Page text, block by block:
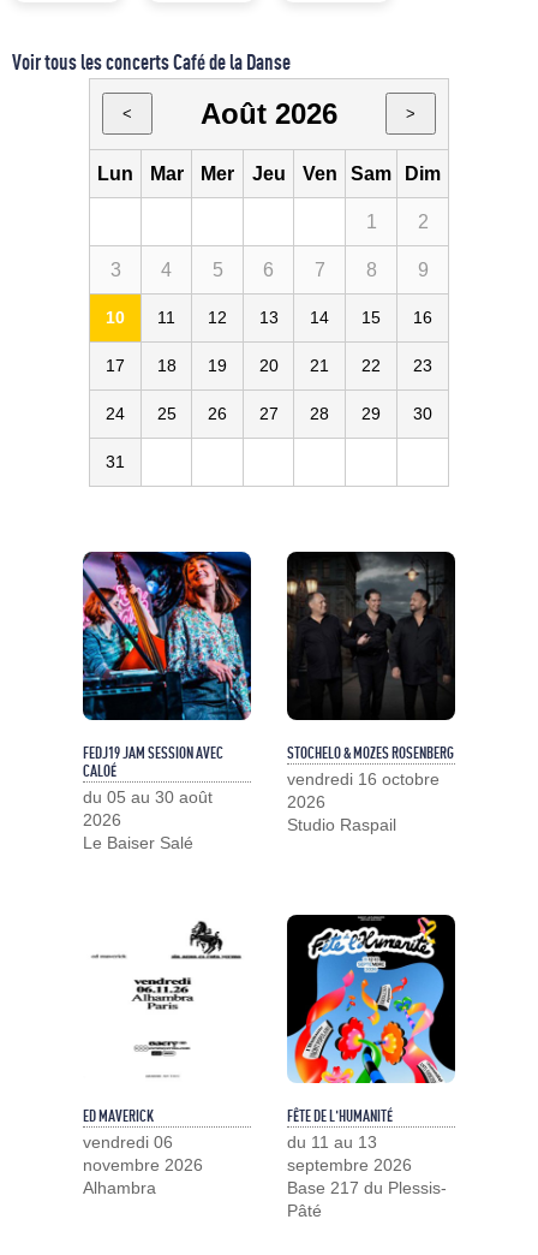
Voir tous les concerts Café de la Danse
< Août 2026 >
Lun Mar Mer Jeu Ven Sam Dim
1 2
3 4 5 6 7 8 9
10 11 12 13 14 15 16
17 18 19 20 21 22 23
24 25 26 27 28 29 30
31
FEDJ19 JAM SESSION AVEC
CALOÉ
du 05 au 30 août
2026
Le Baiser Salé
STOCHELO & MOZES ROSENBERG
vendredi 16 octobre
2026
Studio Raspail
ED MAVERICK
vendredi 06
novembre 2026
Alhambra
FÊTE DE L'HUMANITÉ
du 11 au 13
septembre 2026
Base 217 du Plessis-
Pâté